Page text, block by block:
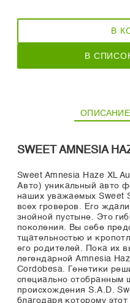
В
В
ОПИСАНИЕ
SWEET AMNESIA
Sweet Amnesia Haze XL
Авто) уникальный авто
наших уважаемых Sweet
всех гроверов. Его
знойной пустыне. Это
поколения. Вы себе
тщательностью и
его родителей. Пока их
легендарной Amnesia
Cordobesa. Генетики
специально отобранным
происхождения S.A.D.
благодаря которому